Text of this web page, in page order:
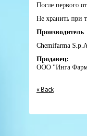
После первого
Не хранить при
Производитель
Chemifarma
Продавец:
ООО "Инга
« Back